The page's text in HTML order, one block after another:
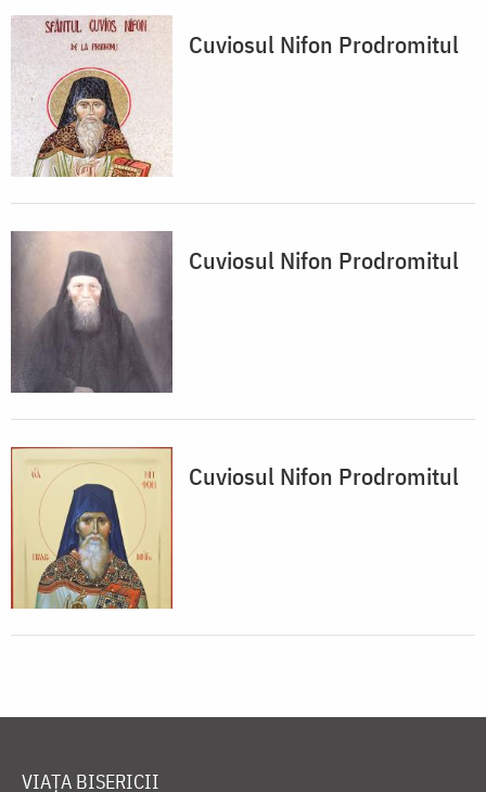
Cuviosul Nifon Prodromitul
Cuviosul Nifon Prodromitul
Cuviosul Nifon Prodromitul
VIAȚA BISERICII